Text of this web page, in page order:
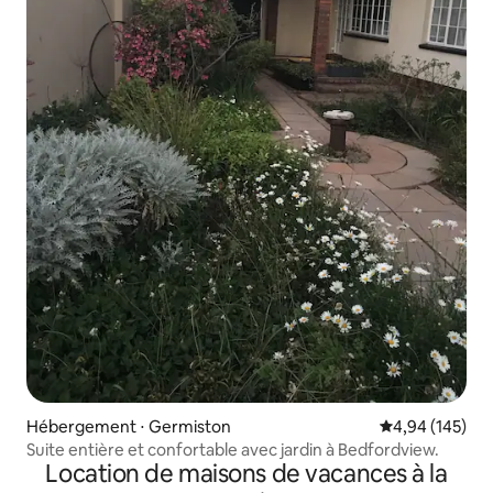
Hébergement ⋅ Germiston Évaluation
4,94 (145)
Suite entière et confortable avec jardin à Bedfordview.
Location de maisons de vacances à la